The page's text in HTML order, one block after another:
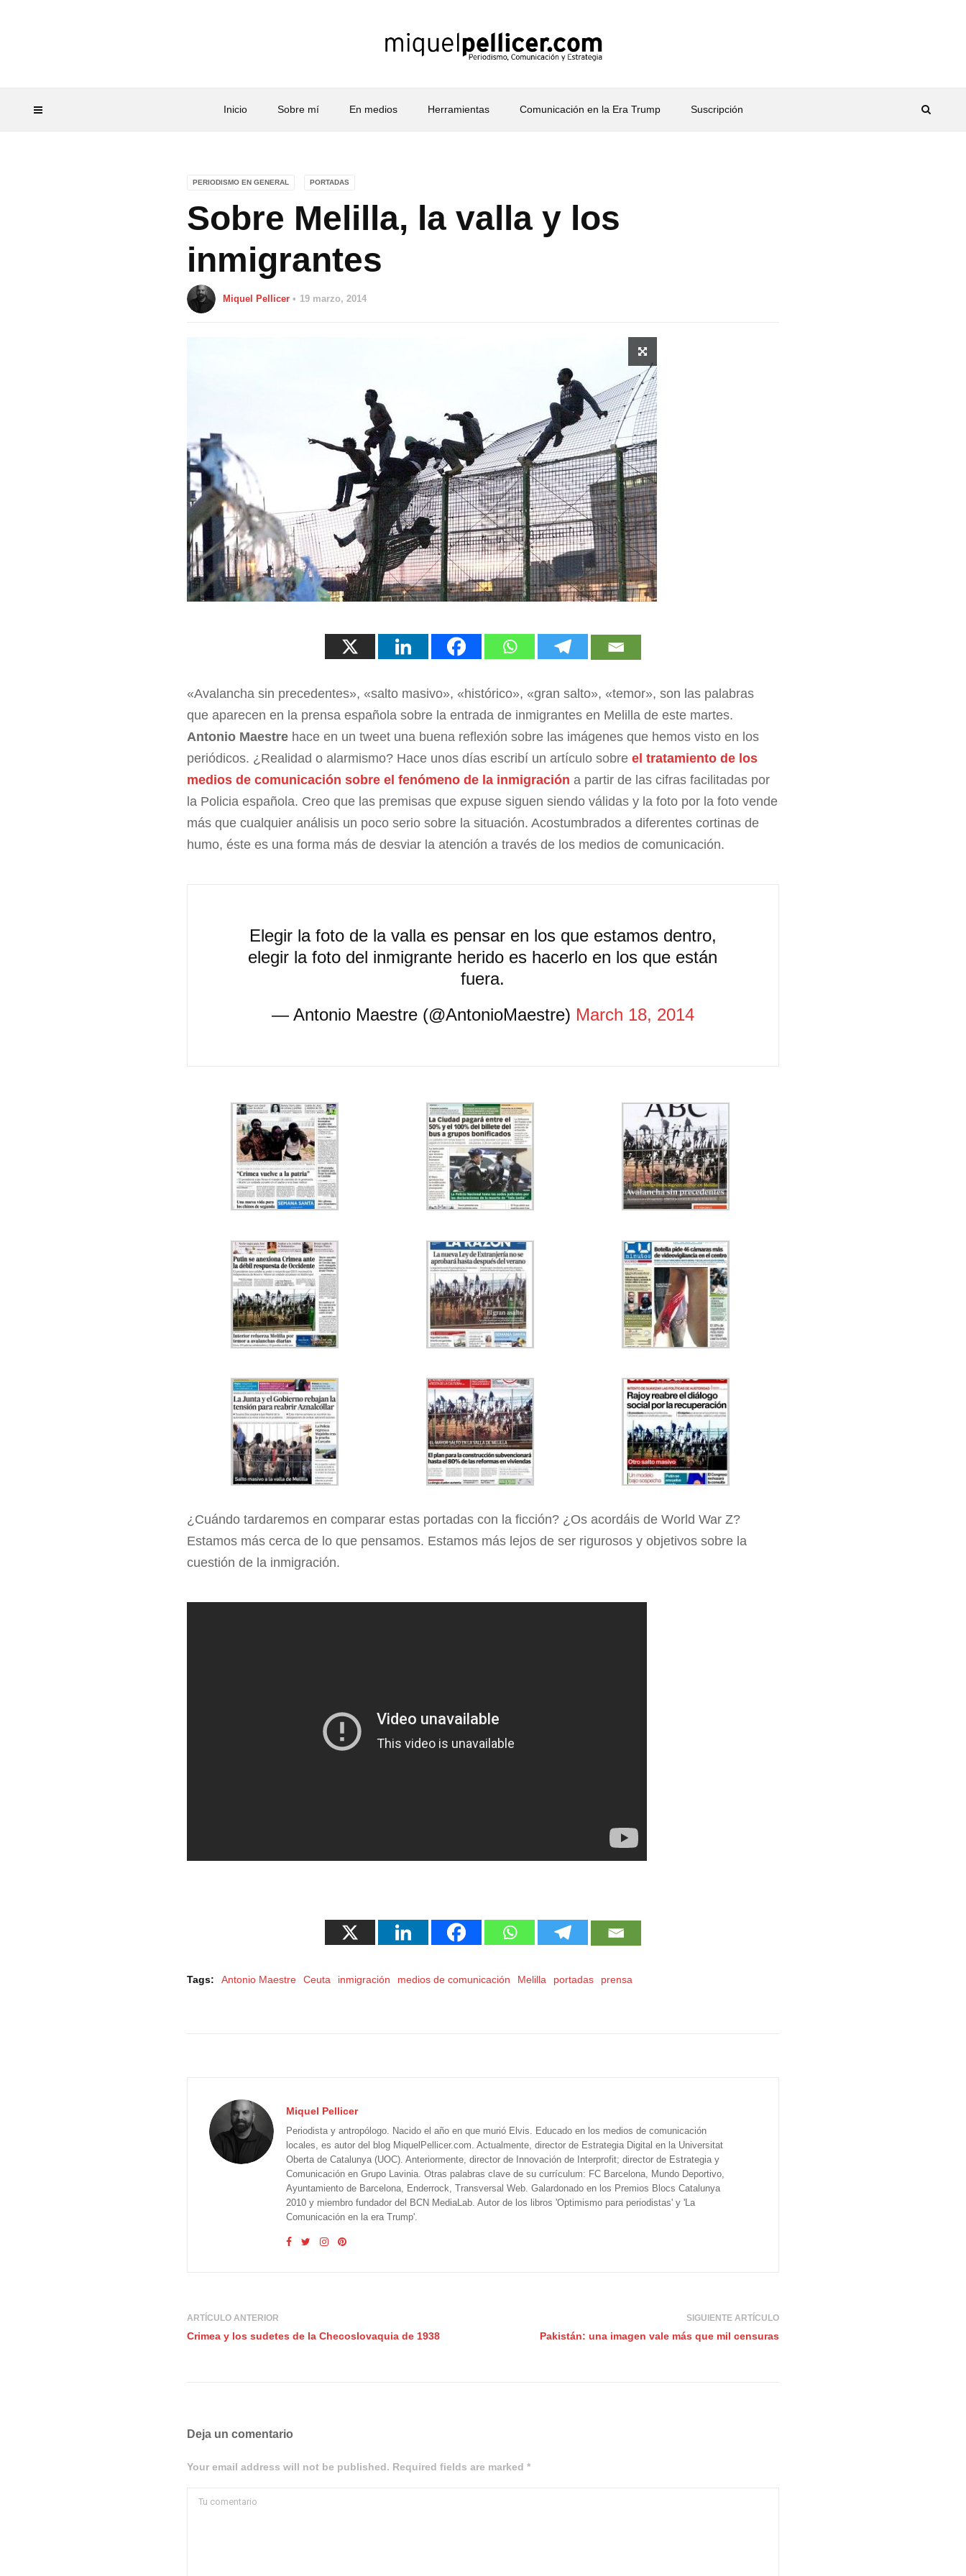
Inicio Sobre mí En medios Herramientas Comunicación en la Era Trump Suscripción
PERIODISMO EN GENERAL PORTADAS
Sobre Melilla, la valla y los
inmigrantes
Miquel Pellicer 19 marzo, 2014
«Avalancha sin precedentes», «salto masivo», «histórico», «gran salto», «temor», son las palabras
que aparecen en la prensa española sobre la entrada de inmigrantes en Melilla de este martes.
Antonio Maestre hace en un tweet una buena reflexión sobre las imágenes que hemos visto en los
periódicos. ¿Realidad o alarmismo? Hace unos días escribí un artículo sobreel tratamiento de los
medios de comunicación sobre el fenómeno de la inmigración a partir de las cifras facilitadas por
la Policia española. Creo que las premisas que expuse siguen siendo válidas y la foto por la foto vende
más que cualquier análisis un poco serio sobre la situación. Acostumbrados a diferentes cortinas de
humo, éste es una forma más de desviar la atención a través de los medios de comunicación.
Elegir la foto de la valla es pensar en los que estamos dentro,
elegir la foto del inmigrante herido es hacerlo en los que están
fuera.
— Antonio Maestre (@AntonioMaestre) March 18, 2014
¿Cuándo tardaremos en comparar estas portadas con la ficción? ¿Os acordáis de World War Z?
Estamos más cerca de lo que pensamos. Estamos más lejos de ser rigurosos y objetivos sobre la
cuestión de la inmigración.
Tags: Antonio Maestre Ceuta inmigración medios de comunicación Melilla portadas prensa
Miquel Pellicer
Periodista y antropólogo. Nacido el año en que murió Elvis. Educado en los medios de comunicación
locales, es autor del blog MiquelPellicer.com. Actualmente, director de Estrategia Digital en la Universitat
Oberta de Catalunya (UOC). Anteriormente, director de Innovación de Interprofit; director de Estrategia y
Comunicación en Grupo Lavinia. Otras palabras clave de su currículum: FC Barcelona, Mundo Deportivo,
Ayuntamiento de Barcelona, Enderrock, Transversal Web. Galardonado en los Premios Blocs Catalunya
2010 y miembro fundador del BCN MediaLab. Autor de los libros 'Optimismo para periodistas' y 'La
Comunicación en la era Trump'.
ARTÍCULO ANTERIOR
Crimea y los sudetes de la Checoslovaquia de 1938
SIGUIENTE ARTÍCULO
Pakistán: una imagen vale más que mil censuras
Deja un comentario
Your email address will not be published. Required fields are marked *